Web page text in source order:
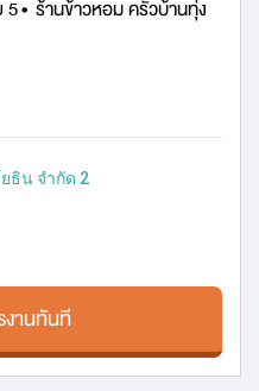
• ร้านข้าวหอม ครัวบ้านทุ่ง
ธิน จำกัด 2
านทันที